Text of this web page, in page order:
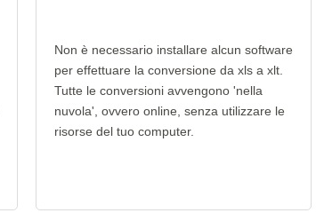
Non è necessario installare alcun software
per effettuare la conversione da xls a xlt.
Tutte le conversioni avvengono 'nella
nuvola', ovvero online, senza utilizzare le
risorse del tuo computer.